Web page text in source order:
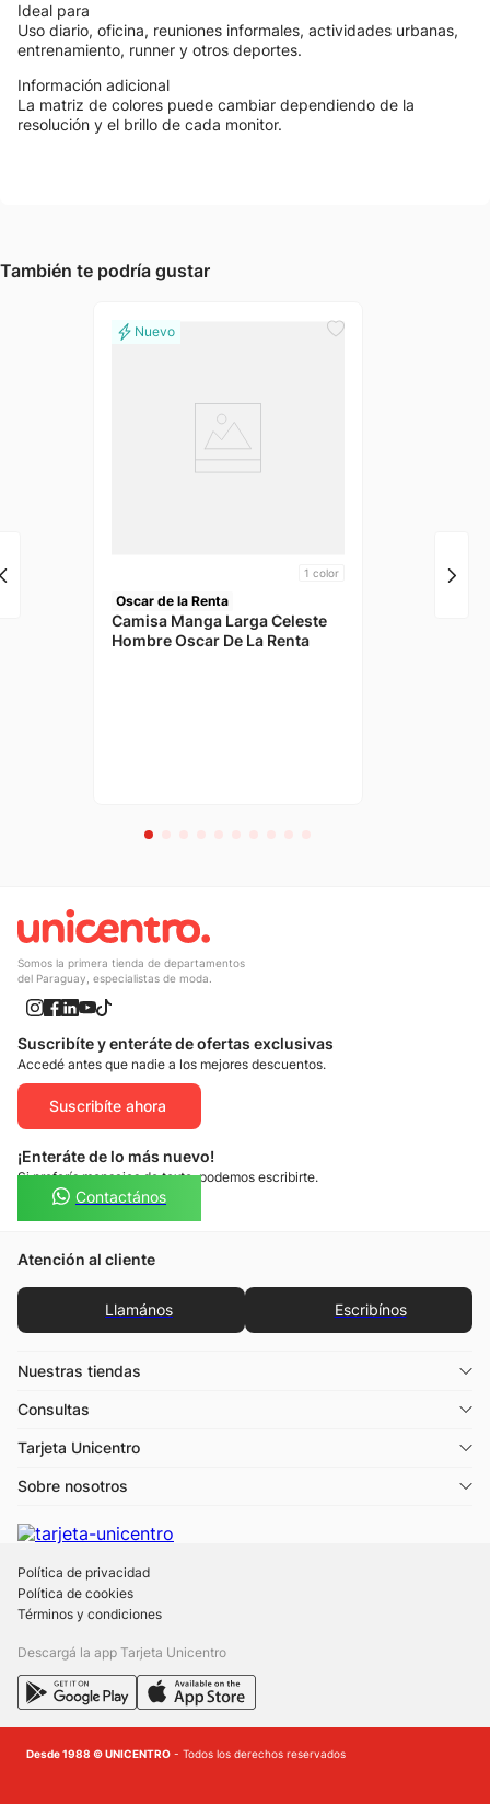
Ideal para
Uso diario, oficina, reuniones informales, actividades urbanas,
entrenamiento, runner y otros deportes.
Información adicional
La matriz de colores puede cambiar dependiendo de la
resolución y el brillo de cada monitor.
También te podría gustar
1 color
Oscar de la Renta
Camisa Manga Larga Celeste
Hombre Oscar De La Renta
Somos la primera tienda de departamentos
del Paraguay, especialistas de moda.
Suscribíte y enteráte de ofertas exclusivas
Accedé antes que nadie a los mejores descuentos.
Suscribíte ahora
¡Enteráte de lo más nuevo!
Si preferís mensajes de texto, podemos escribirte.
Contactános
Atención al cliente
Llamános Escribínos
Nuestras tiendas
Consultas
Tarjeta Unicentro
Sobre nosotros
Política de privacidad
Política de cookies
Términos y condiciones
Descargá la app Tarjeta Unicentro
Desde 1988 © UNICENTRO - Todos los derechos reservados